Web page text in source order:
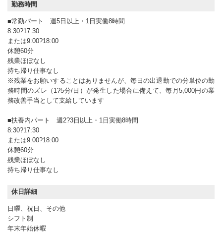
勤務時間
■常勤パート 週5日以上・1日実働8時間
8:30?17:30
または9:00?18:00
休憩60分
残業ほぼなし
持ち帰り仕事なし
※残業をお願いすることはありませんが、毎日の出退勤での分単位の勤
務時間のズレ（1?5分/日）が発生した場合に備えて、毎月5,000円の業
務改善手当として支給しています
■扶養内パート 週2?3日以上・1日実働8時間
8:30?17:30
または9:00?18:00
休憩60分
残業ほぼなし
持ち帰り仕事なし
休日詳細
日曜、祝日、その他
シフト制
年末年始休暇